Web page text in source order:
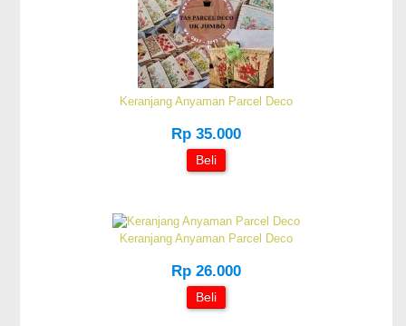
Keranjang Anyaman Parcel Deco
Rp 35.000
Beli
Keranjang Anyaman Parcel Deco
Rp 26.000
Beli